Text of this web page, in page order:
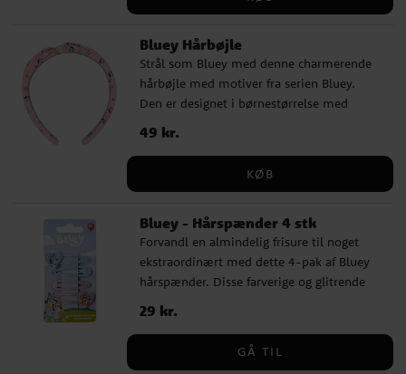
Bluey Hårbøjle
Strål som Bluey med denne charmerende
hårbøjle med motiver fra serien Bluey.
Den er designet i børnestørrelse med
behagelig pasform og en sjov, farverig stil.
Pris :49 kr.
49 kr.
KØB
Bluey - Hårspænder 4 stk
Forvandl en almindelig frisure til noget
ekstraordinært med dette 4-pak af Bluey
hårspænder. Disse farverige og glitrende
hårspænder er perfekte til at tilføje en
legende touch til enhver outfit og er en
vidunderlig gave til enhver Bluey-elsker.
Pris:29 kr.
29 kr.
GÅ TIL